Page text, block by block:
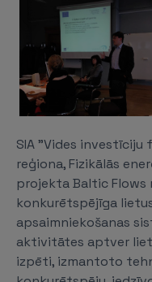
SIA "Vides investīciju
reģiona, Fizikālās
projekta Baltic Flows
konkurētspējīga
apsaimniekošanas
aktivitātes aptver
izpēti, izmantoto